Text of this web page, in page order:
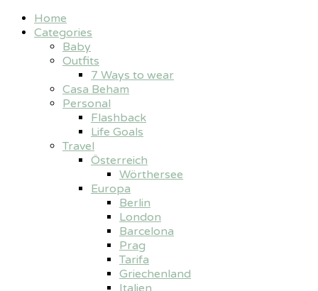
Home
Categories
Baby
Outfits
7 Ways to wear
Casa Beham
Personal
Flashback
Life Goals
Travel
Österreich
Wörthersee
Europa
Berlin
London
Barcelona
Prag
Tarifa
Griechenland
Italien